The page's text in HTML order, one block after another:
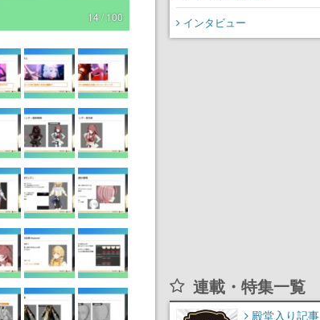
14 / 100
インタビュー
連載・特集一覧
殿堂入り記事